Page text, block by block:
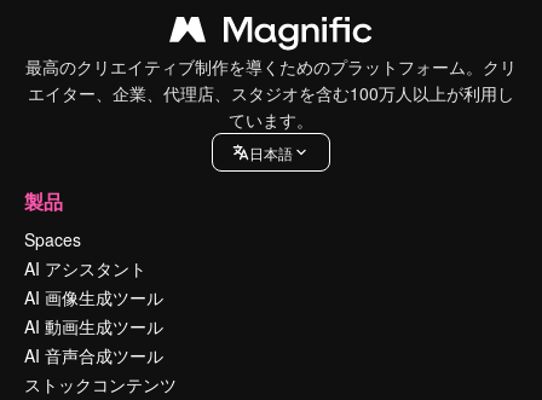
最高のクリエイティブ制作を導くためのプラットフォーム。クリ
エイター、企業、代理店、スタジオを含む100万人以上が利用し
ています。
日本語
製品
Spaces
AI アシスタント
AI 画像生成ツール
AI 動画生成ツール
AI 音声合成ツール
ストックコンテンツ